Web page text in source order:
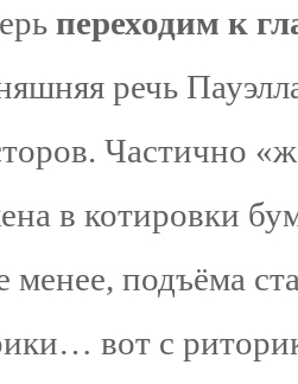
переходим к
речь
Частично
в котировки
менее, подъёма
вот с